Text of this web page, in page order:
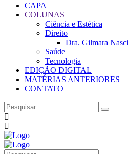
CAPA
COLUNAS
Ciência e Estética
Direito
Dra. Gilmara
Saúde
Tecnologia
EDIÇÃO DIGITAL
MATÉRIAS ANTERIORES
CONTATO